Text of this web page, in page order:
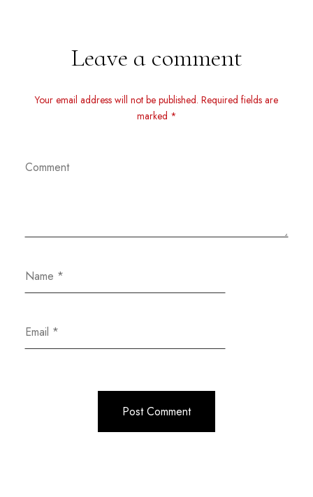
Leave a comment
Your email address will not be published. Required fields are
marked *